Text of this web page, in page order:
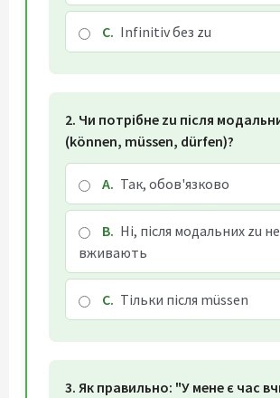
C. Infinitiv без zu
2. Чи потрібне zu після
(können, müssen, dürfen)?
A. Так, обов'язково
B. Ні, після модальних zu не
вживають
C. Тільки після müssen
3. Як правильно: "У мене є час